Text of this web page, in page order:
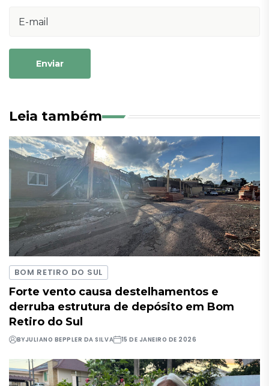
Enviar
Leia também
BOM RETIRO DO SUL
Forte vento causa destelhamentos e
derruba estrutura de depósito em Bom
Retiro do Sul
BYJULIANO BEPPLER DA SILVA 15 DE JANEIRO DE 2026